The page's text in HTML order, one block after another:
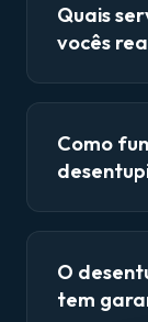
Quais
vocês
Como
O
tem